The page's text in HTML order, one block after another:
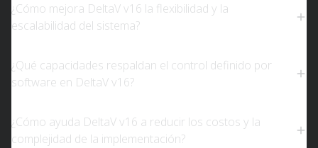
¿Cómo mejora DeltaV v16 la flexibilidad y la
escalabilidad del sistema?
¿Qué capacidades respaldan el control definido por
software en DeltaV v16?
¿Cómo ayuda DeltaV v16 a reducir los costos y la
complejidad de la implementación?